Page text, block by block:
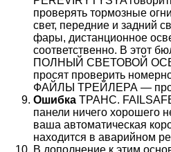
проверять тормозные
свет, передние и задний
фары, дистанционное
соответственно. В этот
ПОЛНЫЙ СВЕТОВОЙ
просят проверить
ФАЙЛЫ ТРЕЙЛЕРА —
Ошибка ТРАНС.
панели ничего хорошего
ваша автоматическая
находится в аварийном
В дополнение к этим